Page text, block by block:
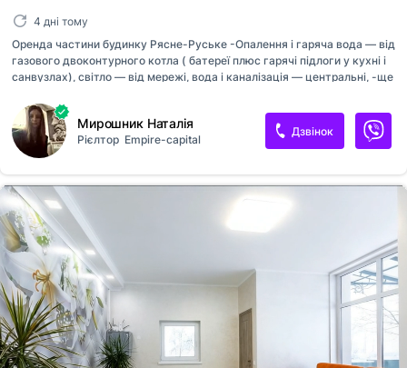
4 дні тому
Оренда частини будинку Рясне-Руське -Опалення і гаряча вода — від
газового двоконтурного котла ( батереї плюс гарячі підлоги у кухні і
санвузлах), світло — від мережі, вода і каналізація — центральні, -ще
без електрики) -а також електрична система кондиціонування, яка
працює як на охолодження, так і на обігрів. -Комунальні послуги:
світло, вода, газ по лічильниках, плюс інтернет фікс 270 грн,
приблизно 1500-2000 літом, 4000-5000 зимою. ціна 1000 $ вільний з
15.07 код:12954
Мирошник Наталія
Рієлтор Empire-capital
Дзвінок